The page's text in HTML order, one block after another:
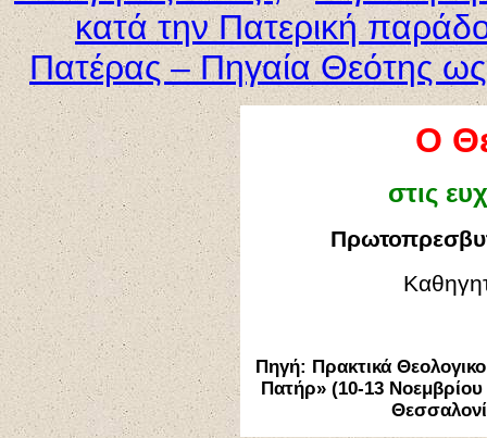
κατά την Πατερική
Πατέρας – Πηγαία Θεότης
Ο
στις
Πηγή: Πρακτικά
Πατήρ» (10-13